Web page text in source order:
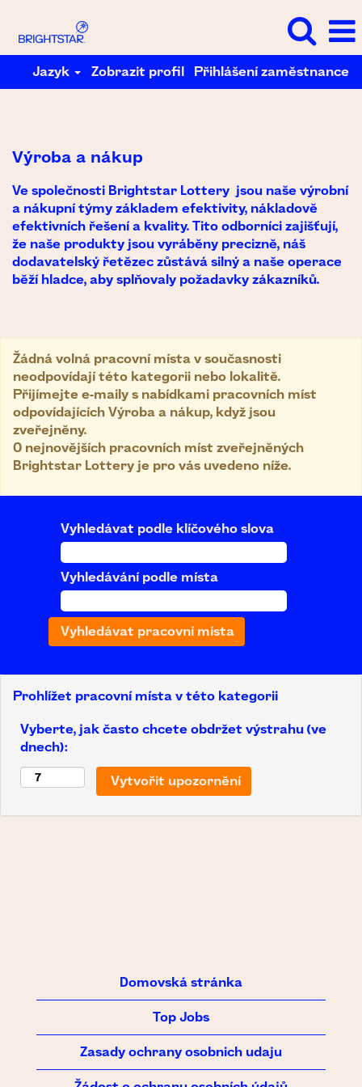
Jazyk Zobrazit profil Přihlášení zaměstnance
Výroba a nákup
Ve společnosti Brightstar Lottery jsou naše výrobní
a nákupní týmy základem efektivity, nákladově
efektivních řešení a kvality. Tito odborníci zajišťují,
že naše produkty jsou vyráběny precizně, náš
dodavatelský řetězec zůstává silný a naše operace
běží hladce, aby splňovaly požadavky zákazníků.
Žádná volná pracovní místa v současnosti
neodpovídají této kategorii nebo lokalitě.
Přijímejte e-maily s nabídkami pracovních míst
odpovídajících Výroba a nákup, když jsou
zveřejněny.
0 nejnovějších pracovních míst zveřejněných
Brightstar Lottery je pro vás uvedeno níže.
Vyhledávat podle klíčového slova
Vyhledávání podle místa
Prohlížet pracovní místa v této kategorii
Vyberte, jak často chcete obdržet výstrahu (ve
dnech):
Domovská stránka
Top Jobs
Zasady ochrany osobnich udaju